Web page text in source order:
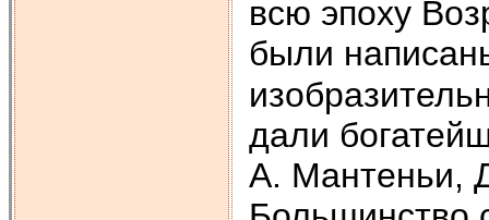
всю эпоху
были
дали
А. Мантеньи,